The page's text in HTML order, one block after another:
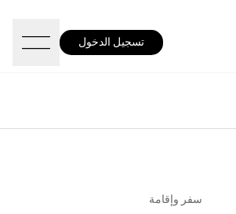
تسجيل الدخول
سفر وإقامة